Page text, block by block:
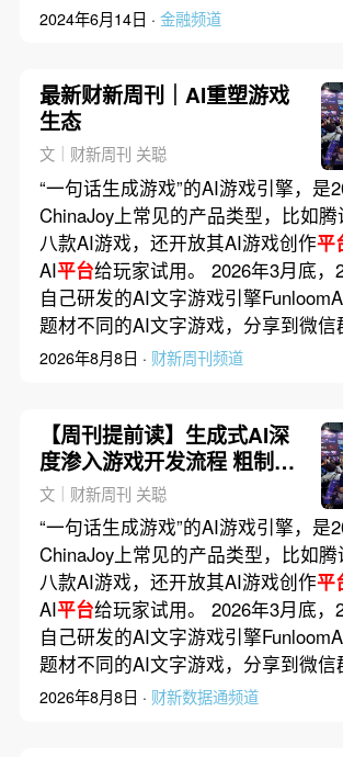
2024年6月14日 · 金融频道
最新财新周刊｜AI重塑游戏
生态
文｜财新周刊 关聪
“一句话生成游戏”的AI游戏引擎，是
ChinaJoy上常见的产品类型，比如
八款AI游戏，还开放其AI游戏创作平
AI平台给玩家试用。 2026年3月底，
自己研发的AI文字游戏引擎
题材不同的AI文字游戏，分享到微
2026年8月8日 · 财新周刊频道
【周刊提前读】生成式AI深
度渗入游戏开发流程 粗制滥
造的盗版也在泛滥
文｜财新周刊 关聪
“一句话生成游戏”的AI游戏引擎，是
ChinaJoy上常见的产品类型，比如
八款AI游戏，还开放其AI游戏创作平
AI平台给玩家试用。 2026年3月底，
自己研发的AI文字游戏引擎
题材不同的AI文字游戏，分享到微
2026年8月8日 · 财新数据通频道